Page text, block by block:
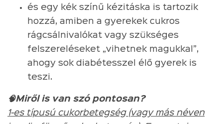
és egy kék színű kézitáska is tartozik
hozzá, amiben a gyerekek cukros
rágcsálnivalókat vagy szükséges
felszereléseket „vihetnek magukkal”,
ahogy sok diabétesszel élő gyerek is
teszi.
🧠Miről is van szó pontosan?
1-es típusú cukorbetegség (vagy más néven